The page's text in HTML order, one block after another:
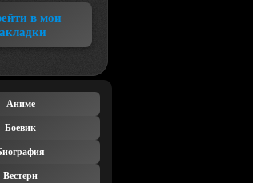
в мои
Аниме
Боевик
Вестерн